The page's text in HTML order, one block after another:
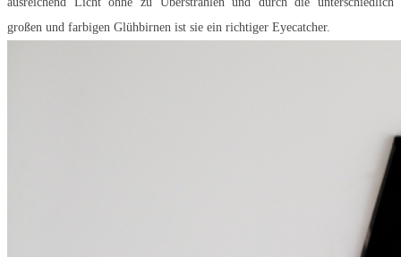
großen und farbigen Glühbirnen ist sie ein richtiger Eyecatcher.